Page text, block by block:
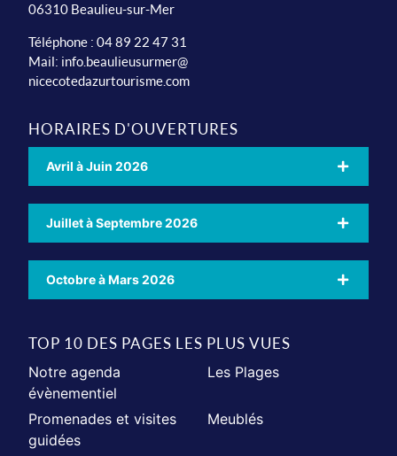
06310 Beaulieu-sur-Mer
Téléphone : 04 89 22 47 31
Mail: info.beaulieusurmer@
nicecotedazurtourisme.com
HORAIRES D'OUVERTURES
Avril à Juin 2026
Juillet à Septembre 2026
Octobre à Mars 2026
TOP 10 DES PAGES LES PLUS VUES
Notre agenda
évènementiel
Les Plages
Promenades et visites
guidées
Meublés